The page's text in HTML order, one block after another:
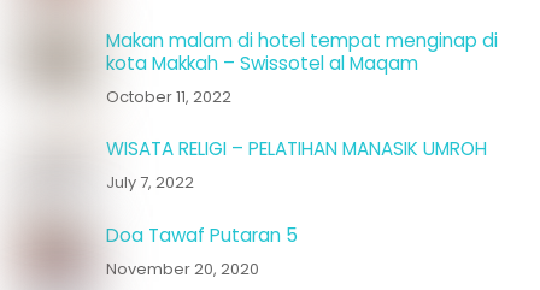
Makan malam di hotel tempat menginap di
kota Makkah – Swissotel al Maqam
October 11, 2022
WISATA RELIGI – PELATIHAN MANASIK UMROH
July 7, 2022
Doa Tawaf Putaran 5
November 20, 2020